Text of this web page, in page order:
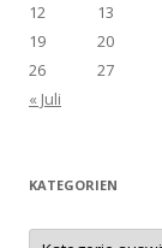
12
13
19
20
26
27
« Juli
KATEGORIEN
Kategorien